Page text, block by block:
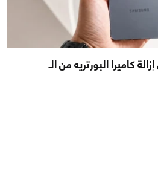
كاميرا البورتريه من الـ